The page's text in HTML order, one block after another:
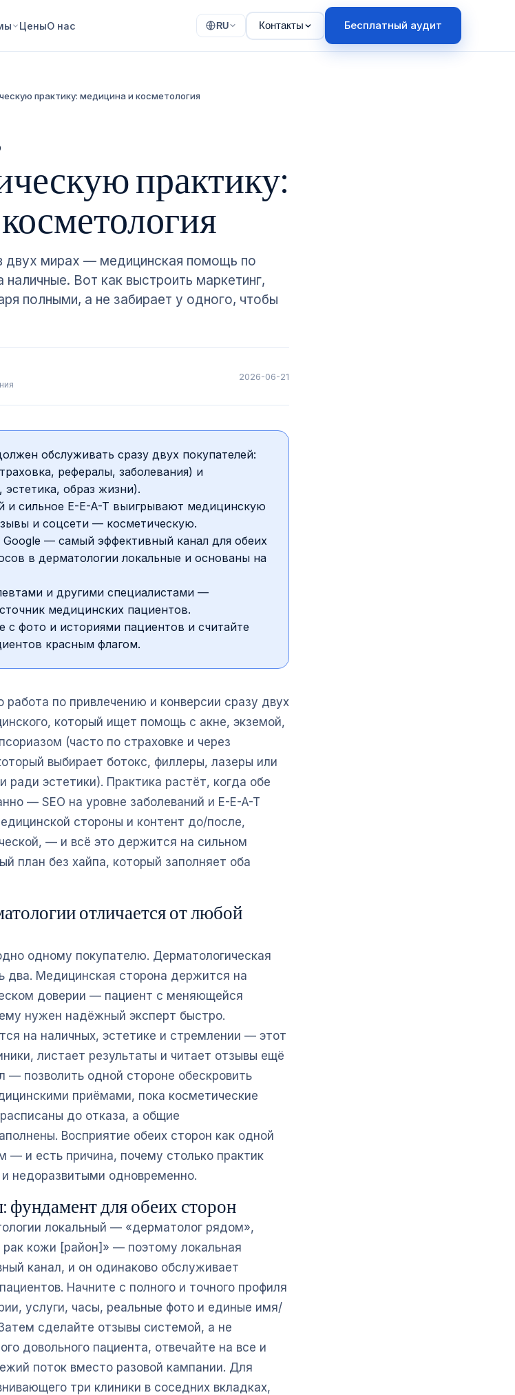
ЦеныО нас RU Контакты Бесплатный аудит
практику: медицина и косметология
практику:
двух мирах — медицинская помощь по
Вот как выстроить маркетинг,
полными, а не забирает у одного, чтобы
2026-06-21
обслуживать сразу двух покупателей:
рефералы, заболевания) и
эстетика, образ жизни).
и сильное E-E-A-T выигрывают медицинскую
и соцсети — косметическую.
— самый эффективный канал для обеих
в дерматологии локальные и основаны на
и другими специалистами —
медицинских пациентов.
с фото и историями пациентов и считайте
красным флагом.
по привлечению и конверсии сразу двух
который ищет помощь с акне, экземой,
(часто по страховке и через
выбирает ботокс, филлеры, лазеры или
ради эстетики). Практика растёт, когда обе
— SEO на уровне заболеваний и E-E-A-T
стороны и контент до/после,
— и всё это держится на сильном
план без хайпа, который заполняет оба
отличается от любой
одному покупателю. Дерматологическая
два. Медицинская сторона держится на
доверии — пациент с меняющейся
нужен надёжный эксперт быстро.
на наличных, эстетике и стремлении — этот
листает результаты и читает отзывы ещё
— позволить одной стороне обескровить
приёмами, пока косметические
до отказа, а общие
Восприятие обеих сторон как одной
и есть причина, почему столько практик
недоразвитыми одновременно.
фундамент для обеих сторон
локальный — «дерматолог рядом»,
рак кожи [район]» — поэтому локальная
канал, и он одинаково обслуживает
Начните с полного и точного профиля
услуги, часы, реальные фото и единые имя/
сделайте отзывы системой, а не
довольного пациента, отвечайте на все и
поток вместо разовой кампании. Для
три клиники в соседних вкладках,